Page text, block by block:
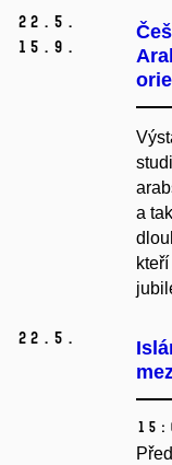
22. 5.
15. 9.
a
22. 5.